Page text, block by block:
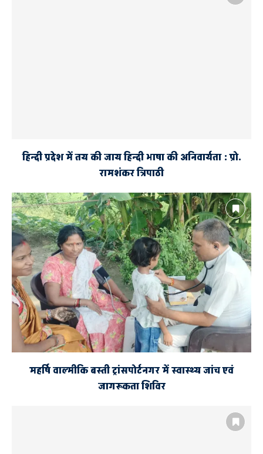
हिन्दी प्रदेश में तय की जाय हिन्दी भाषा की अनिवार्यता : प्रो.
रामशंकर त्रिपाठी
महर्षि वाल्मीकि बस्ती ट्रांसपोर्टनगर में स्वास्थ्य जांच एवं
जागरूकता शिविर